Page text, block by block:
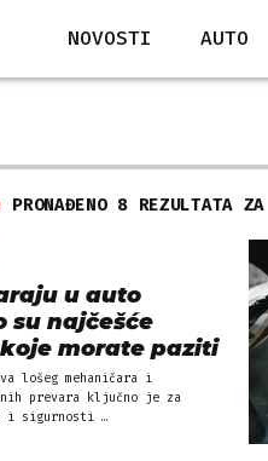
NOVOSTI AUTO
PRONAĐENO 8 REZULTATA
u auto
su najčešće
morate paziti
lošeg mehaničara i
prevara ključno je za
i sigurnosti …